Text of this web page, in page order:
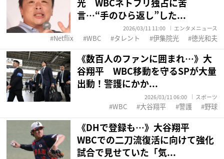
言…“手のひら返し”した...
2026/03/11 11:00 エンタメニュース
Netflix WBC タレント 伊集院光 徳光和夫
《数百人のファンに囲まれ…》大
谷翔平 WBC移動を守るSPが大量
出動！警護にかか...
2026/03/11 06:00 スポーツ
WBC 大谷翔平 警護 野球
《DHで登録も…》大谷翔平
WBCでの二刀流復活に向けて強化
試合で見せていた「気...